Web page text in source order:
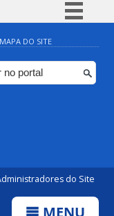
Simplifique!
BR
Participe
MAPA DO SITE
do Site
MENU